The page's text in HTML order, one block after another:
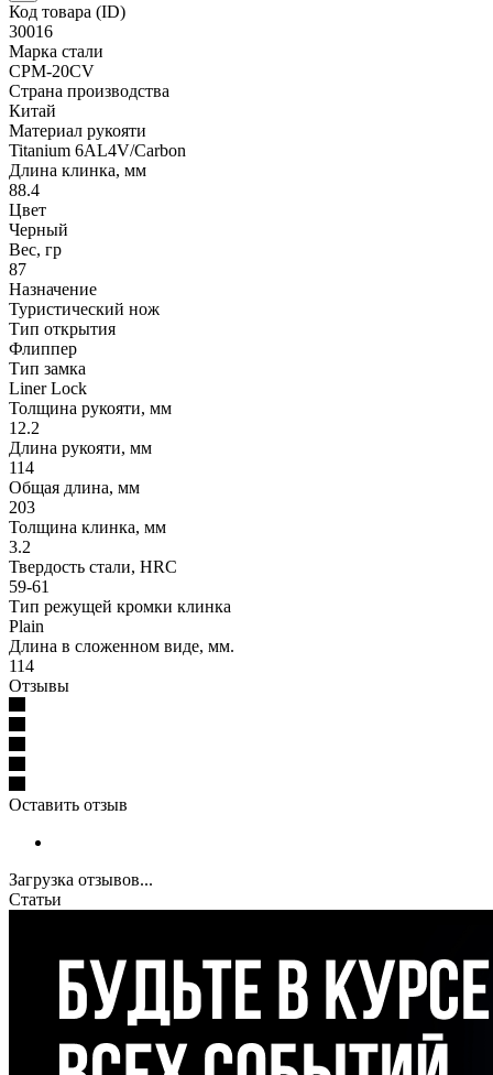
Код товара (ID)
30016
Марка стали
CPM-20CV
Страна производства
Китай
Материал рукояти
Titanium 6AL4V/Carbon
Длина клинка, мм
88.4
Цвет
Черный
Вес, гр
87
Назначение
Туристический нож
Тип открытия
Флиппер
Тип замка
Liner Lock
Толщина рукояти, мм
12.2
Длина рукояти, мм
114
Общая длина, мм
203
Толщина клинка, мм
3.2
Твердость стали, HRC
59-61
Тип режущей кромки клинка
Plain
Длина в сложенном виде, мм.
114
Отзывы
Оставить отзыв
Загрузка отзывов...
Статьи